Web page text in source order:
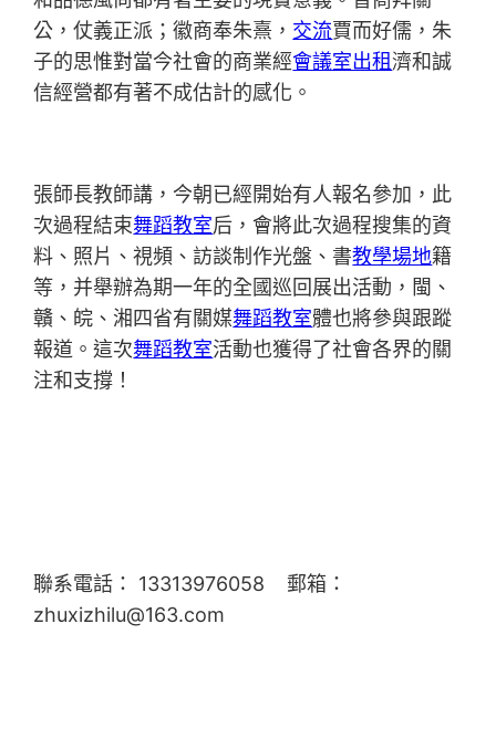
公，仗義正派；徽商奉朱熹， 交流賈而好儒，朱
子的思惟對當今社會的商業經會議室出租濟和誠
信經營都有著不成估計的感化。
張師長教師講，今朝已經開始有人報名參加，此
次過程結束舞蹈教室后，會將此次過程搜集的資
料、照片、視頻、訪談制作光盤、書教學場地籍
等，并舉辦為期一年的全國巡回展出活動，閩、
贛、皖、湘四省有關媒舞蹈教室體也將參與跟蹤
報道。這次舞蹈教室活動也獲得了社會各界的關
注和支撐！
聯系電話： 13313976058 郵箱：
zhuxizhilu@163.com